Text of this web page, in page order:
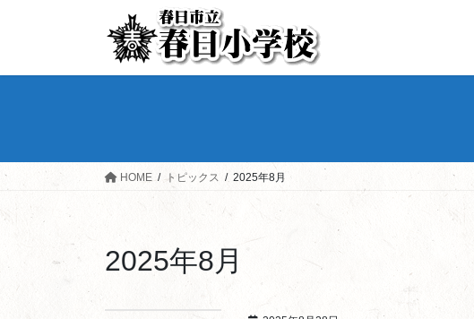
HOME トピックス 2025年8月
2025年8月